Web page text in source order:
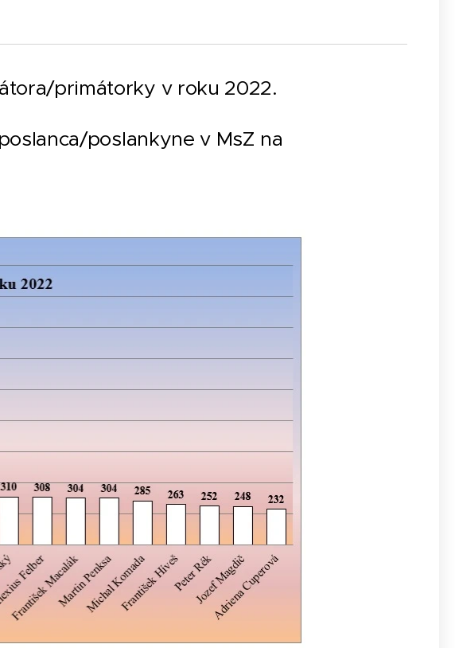
primátorky v roku 2022.
poslankyne v MsZ na